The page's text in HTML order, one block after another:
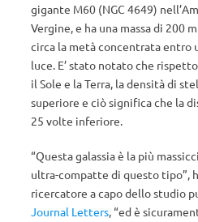
gigante M60 (NGC 4649)
Vergine, e ha una massa di 200
circa la metà concentrata entro
luce. E’ stato notato che
il Sole e la Terra, la densità di
superiore e ciò significa che la
25 volte inferiore.
“Questa galassia è la più
ultra-compatte di questo tipo”,
ricercatore a capo dello studio
Journal Letters, “ed è